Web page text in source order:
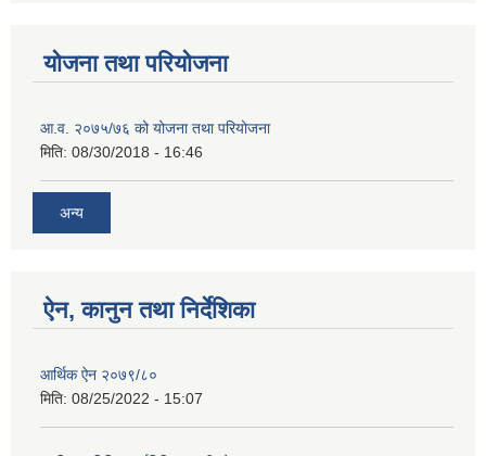
योजना तथा परियोजना
आ.व. २०७५/७६ को योजना तथा परियोजना
मिति: 08/30/2018 - 16:46
अन्य
ऐन, कानुन तथा निर्देशिका
आर्थिक ऐन २०७९/८०
मिति: 08/25/2022 - 15:07